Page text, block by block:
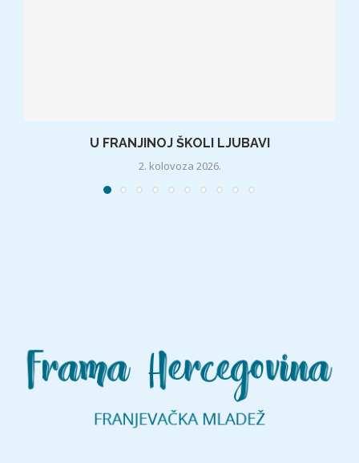
U FRANJINOJ ŠKOLI LJUBAVI
2. kolovoza 2026.